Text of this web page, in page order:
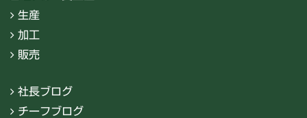
生産
加工
販売
社長ブログ
チーフブログ